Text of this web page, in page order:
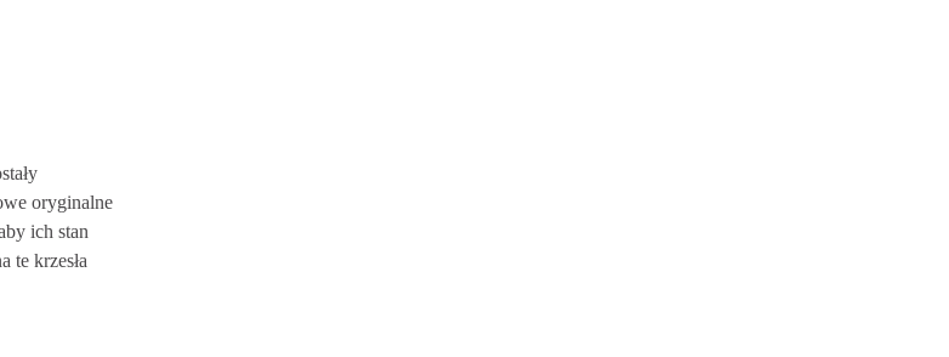
Think
pytania?
dziś.
oryginalne
ich stan
te krzesła